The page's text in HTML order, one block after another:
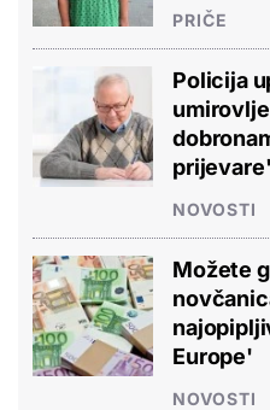
PRIČE
Policija
prijevare'
NOVOSTI
Možete
Europe'
NOVOSTI